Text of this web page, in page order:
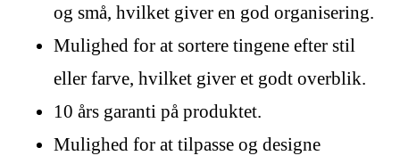
og små, hvilket giver en god organisering.
Mulighed for at sortere tingene efter stil
eller farve, hvilket giver et godt overblik.
10 års garanti på produktet.
Mulighed for at tilpasse og designe